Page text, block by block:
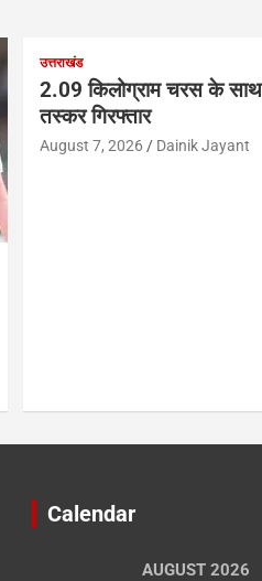
उत्तराखंड
2.09 किलोग्राम चरस के
तस्कर गिरफ्तार
August 7, 2026 Dainik Jayant
Calendar
AUGUST 2026